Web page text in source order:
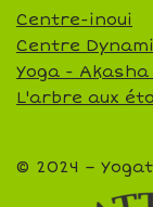
Centre-inoui
Centre
Yoga -
L'arbre aux
© 2024 –